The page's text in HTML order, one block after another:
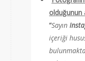
olduğunun
“Sayın
içeriği